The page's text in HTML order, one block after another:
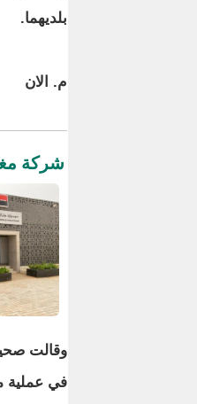
بلديهما.
م. الان
شركة
وقالت